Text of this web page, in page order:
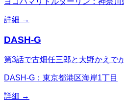
詳細 →
DASH-G
第3話で古畑任三郎と大野かえで
DASH-G：東京都港区海岸1丁目
詳細 →